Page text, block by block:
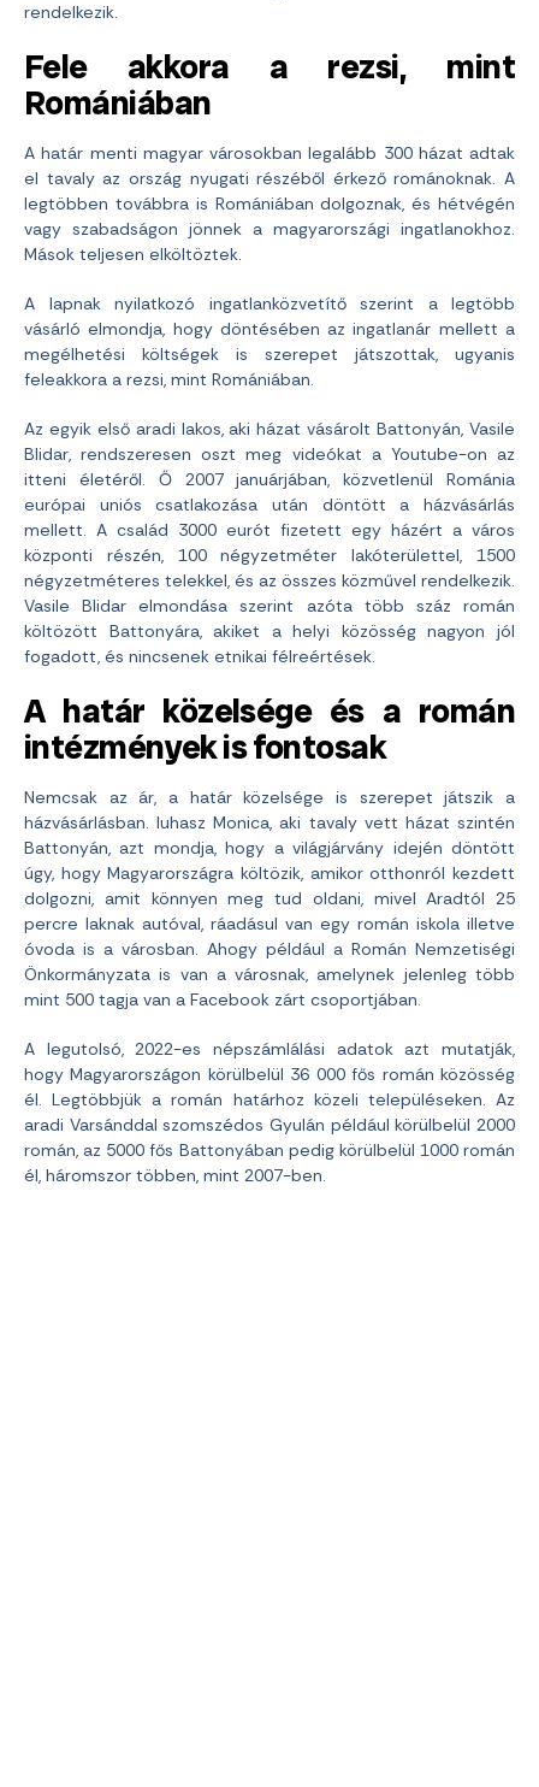
rendelkezik.
Fele akkora a rezsi, mint
Romániában
A határ menti magyar városokban legalább 300 házat adtak
el tavaly az ország nyugati részéből érkező románoknak. A
legtöbben továbbra is Romániában dolgoznak, és hétvégén
vagy szabadságon jönnek a magyarországi ingatlanokhoz.
Mások teljesen elköltöztek.
A lapnak nyilatkozó ingatlanközvetítő szerint a legtöbb
vásárló elmondja, hogy döntésében az ingatlanár mellett a
megélhetési költségek is szerepet játszottak, ugyanis
feleakkora a rezsi, mint Romániában.
Az egyik első aradi lakos, aki házat vásárolt Battonyán, Vasile
Blidar, rendszeresen oszt meg videókat a Youtube-on az
itteni életéről. Ő 2007 januárjában, közvetlenül Románia
európai uniós csatlakozása után döntött a házvásárlás
mellett. A család 3000 eurót fizetett egy házért a város
központi részén, 100 négyzetméter lakóterülettel, 1500
négyzetméteres telekkel, és az összes közművel rendelkezik.
Vasile Blidar elmondása szerint azóta több száz román
költözött Battonyára, akiket a helyi közösség nagyon jól
fogadott, és nincsenek etnikai félreértések.
A határ közelsége és a román
intézmények is fontosak
Nemcsak az ár, a határ közelsége is szerepet játszik a
házvásárlásban. Iuhasz Monica, aki tavaly vett házat szintén
Battonyán, azt mondja, hogy a világjárvány idején döntött
úgy, hogy Magyarországra költözik, amikor otthonról kezdett
dolgozni, amit könnyen meg tud oldani, mivel Aradtól 25
percre laknak autóval, ráadásul van egy román iskola illetve
óvoda is a városban. Ahogy például a Román Nemzetiségi
Önkormányzata is van a városnak, amelynek jelenleg több
mint 500 tagja van a Facebook zárt csoportjában.
A legutolsó, 2022-es népszámlálási adatok azt mutatják,
hogy Magyarországon körülbelül 36 000 fős román közösség
él. Legtöbbjük a román határhoz közeli településeken. Az
aradi Varsánddal szomszédos Gyulán például körülbelül 2000
román, az 5000 fős Battonyában pedig körülbelül 1000 román
él, háromszor többen, mint 2007-ben.